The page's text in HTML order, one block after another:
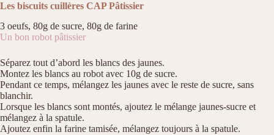
Les biscuits cuillères CAP Pâtissier
3 oeufs, 80g de sucre, 80g de farine
Un bon robot pâtissier
Séparez tout d’abord les blancs des jaunes.
Montez les blancs au robot avec 10g de sucre.
Pendant ce temps, mélangez les jaunes avec le reste de sucre, sans
blanchir.
Lorsque les blancs sont montés, ajoutez le mélange jaunes-sucre et
mélangez à la spatule.
Ajoutez enfin la farine tamisée, mélangez toujours à la spatule.